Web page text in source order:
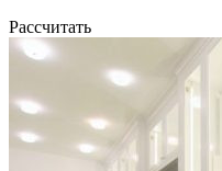
Рассчитать